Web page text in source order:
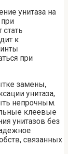
унитаза на
к
при
замены,
унитаза,
непрочным.
клеевые
унитазов без
связанных